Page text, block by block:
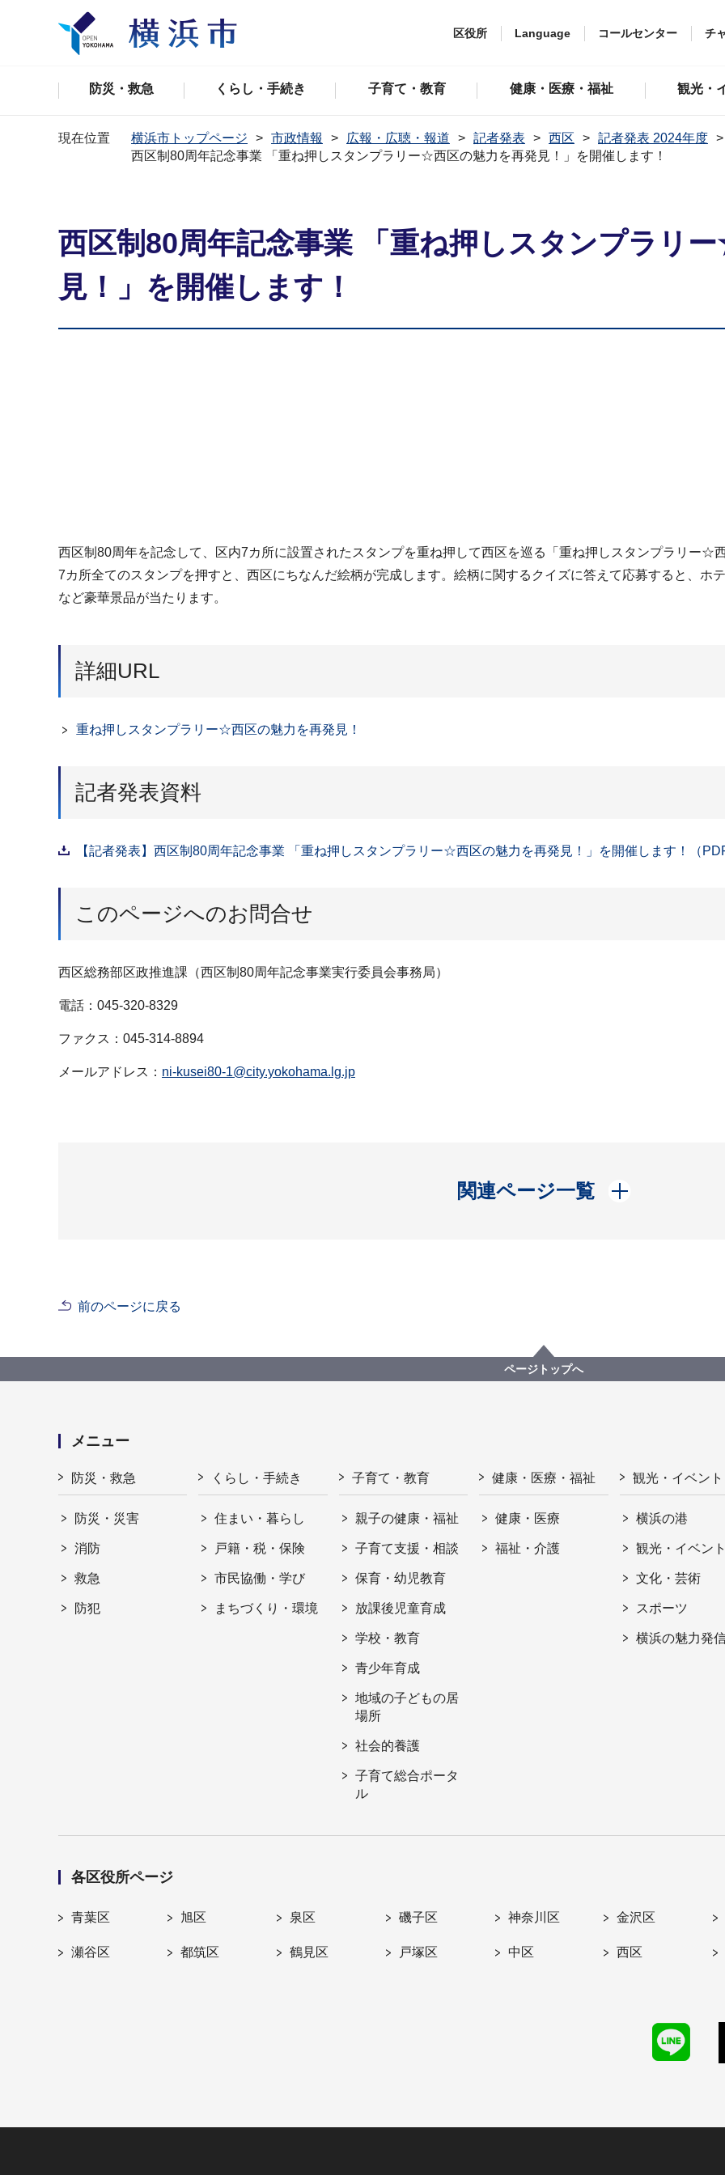
区役所 Language コールセンター チ
防災・救急 くらし・手続き 子育て・教育 健康・医療・福祉 観光・
現在位置 横浜市トップページ 市政情報 広報・広聴・報道 記者発表 西区
記者発表 2024年度
西区制80周年記念事業 「重ね押しスタンプラリー☆西区の魅力を再発見！」を開催します！
西区制80周年記念事業 「重ね押しスタンプラリ
見！」を開催します！
西区制80周年を記念して、区内7カ所に設置されたスタンプを重ね押して西区を巡る「重ね押しスタンプラリー☆
7カ所全てのスタンプを押すと、西区にちなんだ絵柄が完成します。絵柄に関するクイズに答えて応募すると、ホ
など豪華景品が当たります。
詳細URL
重ね押しスタンプラリー☆西区の魅力を再発見！
記者発表資料
【記者発表】西区制80周年記念事業 「重ね押しスタンプラリー☆西区の魅力を再発見！」を開催します！（
このページへのお問合せ
西区総務部区政推進課（西区制80周年記念事業実行委員会事務局）
電話：045-320-8329
ファクス：045-314-8894
メールアドレス： ni-kusei80-1@city.yokohama.lg.jp
関連ページ一覧
開く
前のページに戻る
ページトップへ
メニュー
防災・救急
防災・災害
消防
救急
防犯
くらし・手続き
住まい・暮らし
戸籍・税・保険
市民協働・学び
まちづくり・環境
子育て・教育
親子の健康・福祉
子育て支援・相談
保育・幼児教育
放課後児童育成
学校・教育
青少年育成
地域の子どもの居
場所
社会的養護
子育て総合ポータ
ル
健康・医療・福祉
健康・医療
福祉・介護
観光・イベント
横浜の港
観光・イベント
文化・芸術
スポーツ
横浜の魅力発
各区役所ページ
青葉区 旭区 泉区 磯子区 神奈川区 金沢区
瀬谷区 都筑区 鶴見区 戸塚区 中区 西区